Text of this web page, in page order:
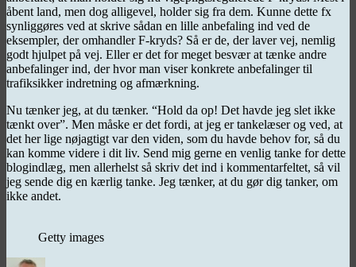
åbent land, men dog alligevel, holder sig fra dem. Kunne dette fx
synliggøres ved at skrive sådan en lille anbefaling ind ved de
eksempler, der omhandler F-kryds? Så er de, der laver vej, nemlig
godt hjulpet på vej. Eller er det for meget besvær at tænke andre
anbefalinger ind, der hvor man viser konkrete anbefalinger til
trafiksikker indretning og afmærkning.
Nu tænker jeg, at du tænker. “Hold da op! Det havde jeg slet ikke
tænkt over”. Men måske er det fordi, at jeg er tankelæser og ved, at
det her lige nøjagtigt var den viden, som du havde behov for, så du
kan komme videre i dit liv. Send mig gerne en venlig tanke for dette
blogindlæg, men allerhelst så skriv det ind i kommentarfeltet, så vil
jeg sende dig en kærlig tanke. Jeg tænker, at du gør dig tanker, om
ikke andet.
Getty images